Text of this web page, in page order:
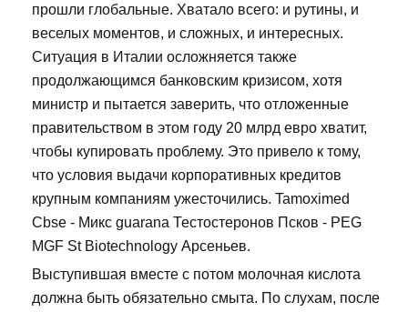
прошли глобальные. Хватало всего: и рутины, и
веселых моментов, и сложных, и интересных.
Ситуация в Италии осложняется также
продолжающимся банковским кризисом, хотя
министр и пытается заверить, что отложенные
правительством в этом году 20 млрд евро хватит,
чтобы купировать проблему. Это привело к тому,
что условия выдачи корпоративных кредитов
крупным компаниям ужесточились. Tamoximed
Cbse - Микс guarana Тестостеронов Псков - PEG
MGF St Biotechnology Арсеньев.
Выступившая вместе с потом молочная кислота
должна быть обязательно смыта. По слухам, после